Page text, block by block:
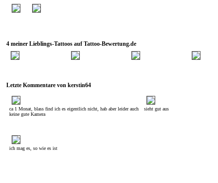
4 meiner Lieblings-Tattoos auf Tattoo-Bewertung.de
Letzte Kommentare von kerstin64
ca 1 Monat, blass find ich es eigentlich nicht, hab aber leider auch
keine gute Kamera
sieht gut aus
ich mag es, so wie es ist